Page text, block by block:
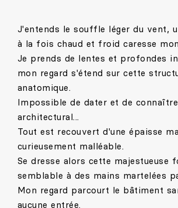
J'entends le souffle léger du vent,
à la fois chaud et froid caresse
Je prends de lentes et profondes
mon regard s'étend sur cette
anatomique.
Impossible de dater et de
architectural...
Tout est recouvert d'une épaisse
curieusement malléable.
Se dresse alors cette majestueuse
semblable à des mains martelées
Mon regard parcourt le bâtiment
aucune entrée.